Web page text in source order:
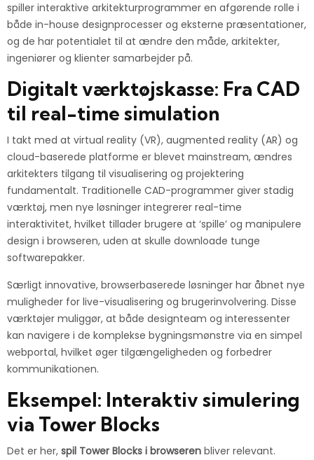
spiller interaktive arkitekturprogrammer en afgørende rolle i
både in-house designprocesser og eksterne præsentationer,
og de har potentialet til at ændre den måde, arkitekter,
ingeniører og klienter samarbejder på.
Digitalt værktøjskasse: Fra CAD
til real-time simulation
I takt med at virtual reality (VR), augmented reality (AR) og
cloud-baserede platforme er blevet mainstream, ændres
arkitekters tilgang til visualisering og projektering
fundamentalt. Traditionelle CAD-programmer giver stadig
værktøj, men nye løsninger integrerer real-time
interaktivitet, hvilket tillader brugere at ‘spille’ og manipulere
design i browseren, uden at skulle downloade tunge
softwarepakker.
Særligt innovative, browserbaserede løsninger har åbnet nye
muligheder for live-visualisering og brugerinvolvering. Disse
værktøjer muliggør, at både designteam og interessenter
kan navigere i de komplekse bygningsmønstre via en simpel
webportal, hvilket øger tilgængeligheden og forbedrer
kommunikationen.
Eksempel: Interaktiv simulering
via Tower Blocks
Det er her, spil Tower Blocks i browseren bliver relevant.